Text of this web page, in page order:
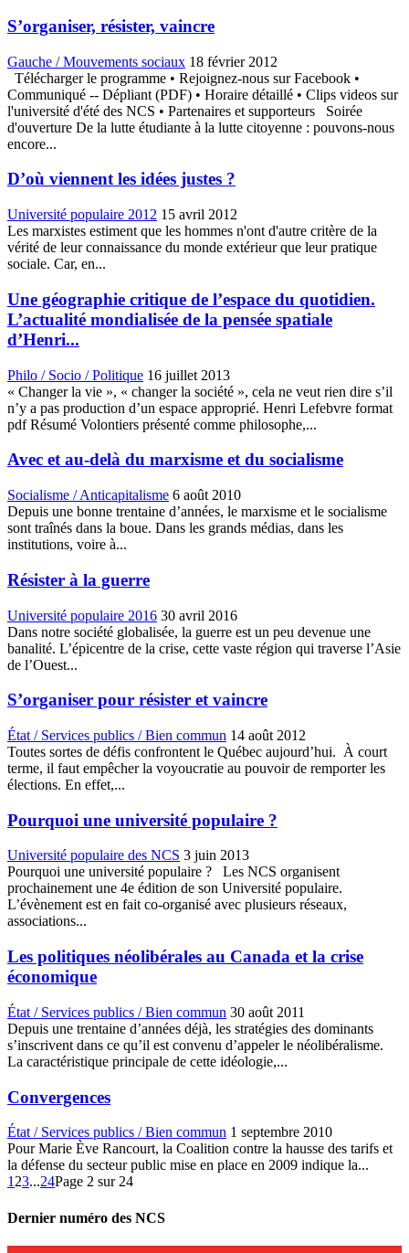
S’organiser, résister, vaincre
Gauche / Mouvements sociaux 18 février 2012
Télécharger le programme • Rejoignez-nous sur Facebook •
Communiqué -- Dépliant (PDF) • Horaire détaillé • Clips videos sur
l'université d'été des NCS • Partenaires et supporteurs Soirée
d'ouverture De la lutte étudiante à la lutte citoyenne : pouvons-nous
encore...
D’où viennent les idées justes ?
Université populaire 2012 15 avril 2012
Les marxistes estiment que les hommes n'ont d'autre critère de la
vérité de leur connaissance du monde extérieur que leur pratique
sociale. Car, en...
Une géographie critique de l’espace du quotidien.
L’actualité mondialisée de la pensée spatiale
d’Henri...
Philo / Socio / Politique 16 juillet 2013
« Changer la vie », « changer la société », cela ne veut rien dire s’il
n’y a pas production d’un espace approprié. Henri Lefebvre format
pdf Résumé Volontiers présenté comme philosophe,...
Avec et au-delà du marxisme et du socialisme
Socialisme / Anticapitalisme 6 août 2010
Depuis une bonne trentaine d’années, le marxisme et le socialisme
sont traînés dans la boue. Dans les grands médias, dans les
institutions, voire à...
Résister à la guerre
Université populaire 2016 30 avril 2016
Dans notre société globalisée, la guerre est un peu devenue une
banalité. L’épicentre de la crise, cette vaste région qui traverse l’Asie
de l’Ouest...
S’organiser pour résister et vaincre
État / Services publics / Bien commun 14 août 2012
Toutes sortes de défis confrontent le Québec aujourd’hui. À court
terme, il faut empêcher la voyoucratie au pouvoir de remporter les
élections. En effet,...
Pourquoi une université populaire ?
Université populaire des NCS 3 juin 2013
Pourquoi une université populaire ? Les NCS organisent
prochainement une 4e édition de son Université populaire.
L’évènement est en fait co-organisé avec plusieurs réseaux,
associations...
Les politiques néolibérales au Canada et la crise
économique
État / Services publics / Bien commun 30 août 2011
Depuis une trentaine d’années déjà, les stratégies des dominants
s’inscrivent dans ce qu’il est convenu d’appeler le néolibéralisme.
La caractéristique principale de cette idéologie,...
Convergences
État / Services publics / Bien commun 1 septembre 2010
Pour Marie Ève Rancourt, la Coalition contre la hausse des tarifs et
la défense du secteur public mise en place en 2009 indique la...
1 23...24Page 2 sur 24
Dernier numéro des NCS